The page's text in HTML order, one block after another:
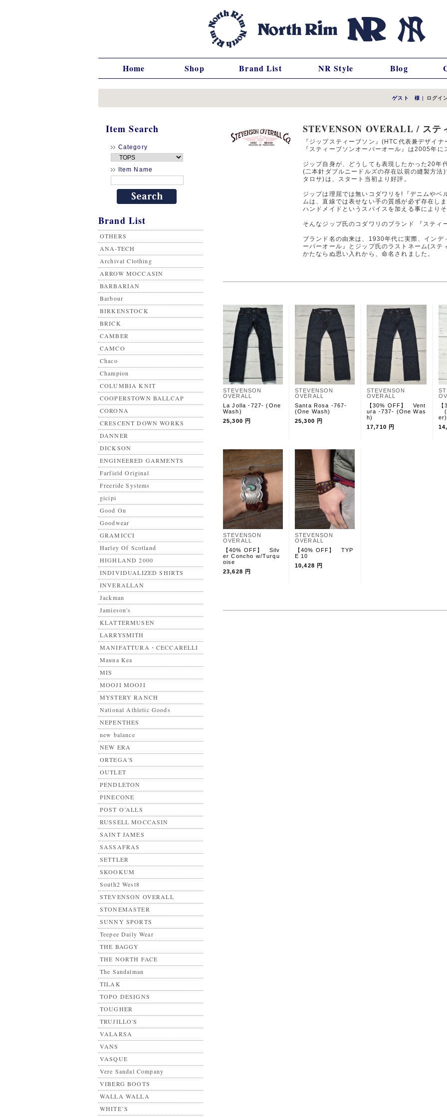
Home Shop Brand List NR Style Blog
ゲスト 様 | ログイ
Item Search
Category
Item Name
Brand List
OTHERS
ANA-TECH
Archival Clothing
ARROW MOCCASIN
BARBARIAN
Barbour
BIRKENSTOCK
BRICK
CAMBER
CAMCO
Chaco
Champion
COLUMBIA KNIT
COOPERSTOWN BALLCAP
CORONA
CRESCENT DOWN WORKS
DANNER
DICKSON
ENGINEERED GARMENTS
Farfield Original
Freeride Systems
gicipi
Good On
Goodwear
GRAMICCI
Harley Of Scotland
HIGHLAND 2000
INDIVIDUALIZED SHIRTS
INVERALLAN
Jackman
Jamieson's
KLATTERMUSEN
LARRYSMITH
MANIFATTURA・CECCARELLI
Mauna Kea
MIS
MOOJI MOOJI
MYSTERY RANCH
National Athletic Goods
NEPENTHES
new balance
NEW ERA
ORTEGA'S
OUTLET
PENDLETON
PINECONE
POST O’ALLS
RUSSELL MOCCASIN
SAINT JAMES
SASSAFRAS
SETTLER
SKOOKUM
South2 West8
STEVENSON OVERALL
STONEMASTER
SUNNY SPORTS
Teepee Daily Wear
THE BAGGY
THE NORTH FACE
The Sandalman
TILAK
TOPO DESIGNS
TOUGHER
TRUJILLO'S
VALARSA
VANS
VASQUE
Vere Sandal Company
VIBERG BOOTS
WALLA WALLA
WHITE’S
STEVENSON OVERALL / ステ
『ジップスティーブソン』(HTC代表兼デザイ
『スティーブソンオーバーオール』は2005年に
ジップ自身が、どうしても表現したかった20年
(二本針ダブルニードルズの存在以前の縫製方
タロサ)は、スタート当初より好評。
ジップは理屈では無いコダワリを!『デニムやベ
ムは、直線では表せない手の質感が必ず存在し
ハンドメイドというスパイスを加える事により
そんなジップ氏のコダワリのブランド 『スティ
ブランド名の由来は、1930年代に実際、インデ
ーバーオール』とジップ氏のラストネーム(ステ
かたならぬ思い入れから、命名されました。
STEVENSON
OVERALL
La Jolla -727- (One
Wash)
25,300 円
STEVENSON
OVERALL
Santa Rosa -767-
(One Wash)
25,300 円
STEVENSON
OVERALL
【30% OFF】 Vent
ura -737- (One Was
h)
17,710 円
er)
STEVENSON
OVERALL
【40% OFF】 Silv
er Concho w/Turqu
oise
23,628 円
STEVENSON
OVERALL
【40% OFF】 TYP
E 10
10,428 円